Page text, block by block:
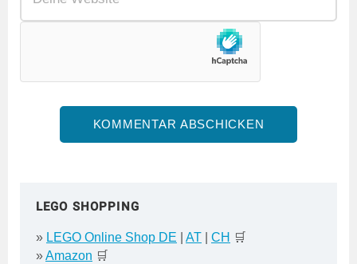
LEGO SHOPPING
» LEGO Online Shop DE AT CH 🛒
»Amazon 🛒